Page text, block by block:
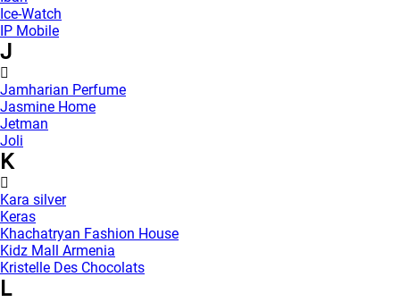
Ice-Watch
IP Mobile
J
Jamharian Perfume
Jasmine Home
Jetman
Joli
K
Kara silver
Keras
Khachatryan Fashion House
Kidz Mall Armenia
Kristelle Des Chocolats
L